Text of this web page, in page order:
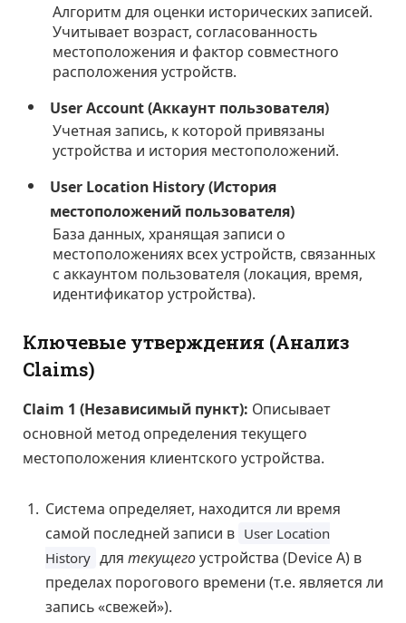
Алгоритм для оценки исторических записей.
Учитывает возраст, согласованность
местоположения и фактор совместного
расположения устройств.
User Account (Аккаунт пользователя)
Учетная запись, к которой привязаны
устройства и история местоположений.
User Location History (История
местоположений пользователя)
База данных, хранящая записи о
местоположениях всех устройств, связанных
с аккаунтом пользователя (локация, время,
идентификатор устройства).
Ключевые утверждения (Анализ
Claims)
Claim 1 (Независимый пункт): Описывает
основной метод определения текущего
местоположения клиентского устройства.
Система определяет, находится ли время
самой последней записи в User Location
History для текущегоустройства (Device A) в
пределах порогового времени (т.е. является ли
запись «свежей»).